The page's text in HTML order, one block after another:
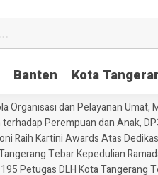
Banten Kota
Organisasi dan Pelayanan Umat,
Perempuan dan Anak,
Raih Kartini Awards Atas
Tebar Kepedulian
Petugas DLH Kota Tangerang